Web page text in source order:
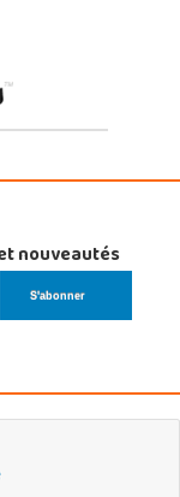
nouveautés